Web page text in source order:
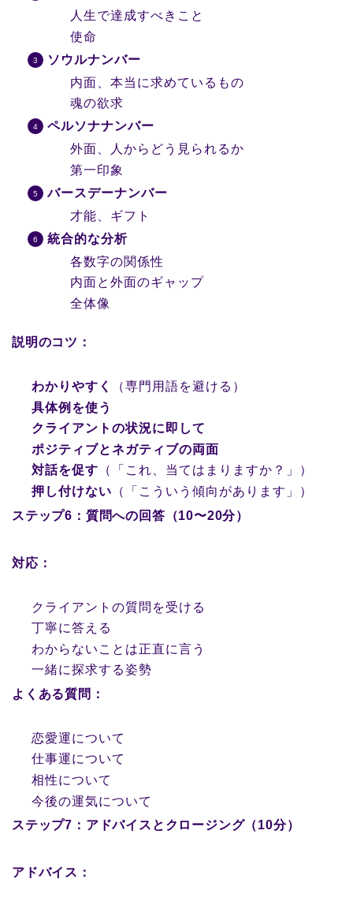
人生で達成すべきこと
使命
ソウルナンバー
内面、本当に求めているもの
魂の欲求
ペルソナナンバー
外面、人からどう見られるか
第一印象
バースデーナンバー
才能、ギフト
統合的な分析
各数字の関係性
内面と外面のギャップ
全体像
説明のコツ：
わかりやすく
（専門用語を避ける）
具体例を使う
クライアントの状況に即して
ポジティブとネガティブの両面
対話を促す （「これ、当てはまりますか？」）
押し付けない （「こういう傾向があります」）
ステップ6：質問への回答（10〜20分）
対応：
クライアントの質問を受ける
丁寧に答える
わからないことは正直に言う
一緒に探求する姿勢
よくある質問：
恋愛運について
仕事運について
相性について
今後の運気について
ステップ7：アドバイスとクロージング（10分）
アドバイス：